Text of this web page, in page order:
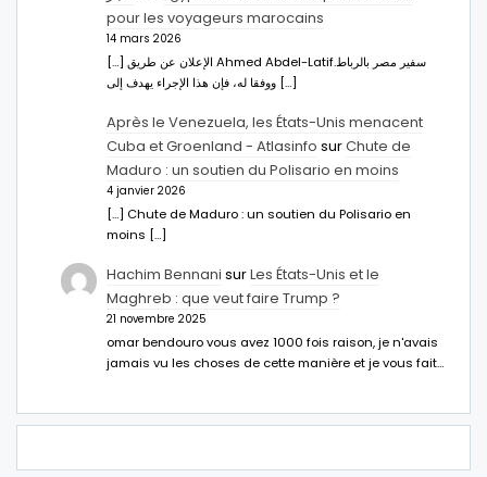
pour les voyageurs marocains
14 mars 2026
[…] الإعلان عن طريق Ahmed Abdel-Latifسفير مصر بالرباط.
ووفقا له، فإن هذا الإجراء يهدف إلى […]
Après le Venezuela, les États-Unis menacent
Cuba et Groenland - Atlasinfo surChute de
Maduro : un soutien du Polisario en moins
4 janvier 2026
[…] Chute de Maduro : un soutien du Polisario en
moins […]
Hachim Bennani surLes États-Unis et le
Maghreb : que veut faire Trump ?
21 novembre 2025
omar bendouro vous avez 1000 fois raison, je n'avais
jamais vu les choses de cette manière et je vous fait…